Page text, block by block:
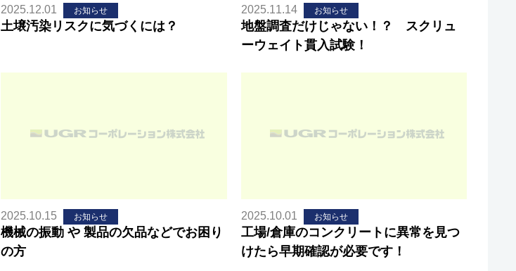
2025.12.01 お知らせ
土壌汚染リスクに気づくには？
2025.11.14 お知らせ
地盤調査だけじゃない！？ スクリュ
ーウェイト貫入試験！
2025.10.15 お知らせ
機械の振動 や 製品の欠品などでお困り
の方
2025.10.01 お知らせ
工場/倉庫のコンクリートに異常を見つ
けたら早期確認が必要です！